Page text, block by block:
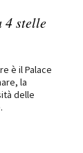
4 stelle
è il Palace
la
delle